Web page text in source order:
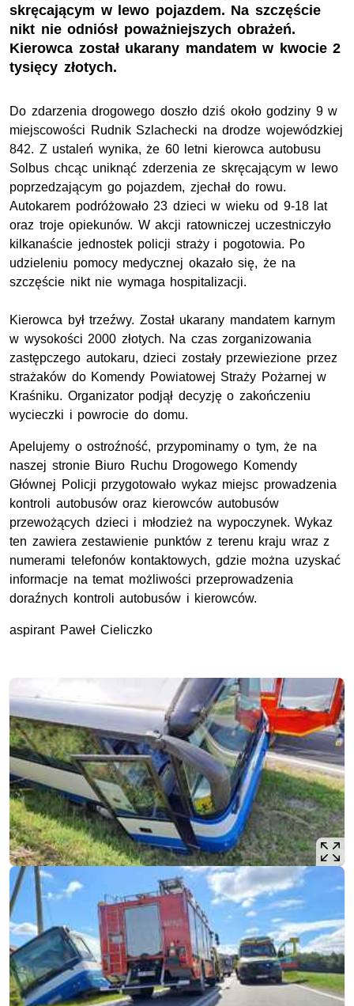
skręcającym w lewo pojazdem. Na szczęście
nikt nie odniósł poważniejszych obrażeń.
Kierowca został ukarany mandatem w kwocie 2
tysięcy złotych.
Do zdarzenia drogowego doszło dziś około godziny 9 w
miejscowości Rudnik Szlachecki na drodze wojewódzkiej
842. Z ustaleń wynika, że 60 letni kierowca autobusu
Solbus chcąc uniknąć zderzenia ze skręcającym w lewo
poprzedzającym go pojazdem, zjechał do rowu.
Autokarem podróżowało 23 dzieci w wieku od 9-18 lat
oraz troje opiekunów. W akcji ratowniczej uczestniczyło
kilkanaście jednostek policji straży i pogotowia. Po
udzieleniu pomocy medycznej okazało się, że na
szczęście nikt nie wymaga hospitalizacji.
Kierowca był trzeźwy. Został ukarany mandatem karnym
w wysokości 2000 złotych. Na czas zorganizowania
zastępczego autokaru, dzieci zostały przewiezione przez
strażaków do Komendy Powiatowej Straży Pożarnej w
Kraśniku. Organizator podjął decyzję o zakończeniu
wycieczki i powrocie do domu.
Apelujemy o ostroźność, przypominamy o tym, że na
naszej stronie Biuro Ruchu Drogowego Komendy
Głównej Policji przygotowało wykaz miejsc prowadzenia
kontroli autobusów oraz kierowców autobusów
przewożących dzieci i młodzież na wypoczynek. Wykaz
ten zawiera zestawienie punktów z terenu kraju wraz z
numerami telefonów kontaktowych, gdzie można uzyskać
informacje na temat możliwości przeprowadzenia
doraźnych kontroli autobusów i kierowców.
aspirant Paweł Cieliczko